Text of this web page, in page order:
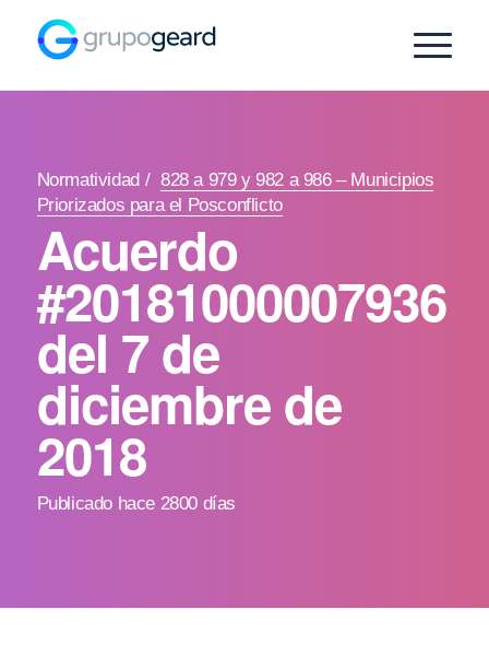
Normatividad / 828 a 979 y 982 a 986 – Municipios
Priorizados para el Posconflicto
Acuerdo
#20181000007936
del 7 de
diciembre de
2018
Publicado hace 2800 días